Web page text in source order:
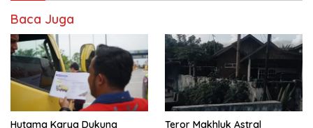
Baca Juga
Hutama Karya Dukung
Teror Makhluk Astral